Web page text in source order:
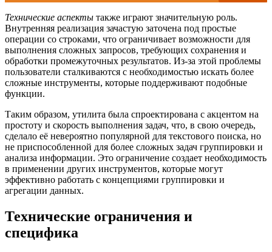
Технические аспекты также играют значительную роль.
Внутренняя реализация зачастую заточена под простые
операции со строками, что ограничивает возможности для
выполнения сложных запросов, требующих сохранения и
обработки промежуточных результатов. Из-за этой проблемы
пользователи сталкиваются с необходимостью искать более
сложные инструменты, которые поддерживают подобные
функции.
Таким образом, утилита была спроектирована с акцентом на
простоту и скорость выполнения задач, что, в свою очередь,
сделало её невероятно популярной для текстового поиска, но
не приспособленной для более сложных задач группировки и
анализа информации. Это ограничение создает необходимость
в применении других инструментов, которые могут
эффективно работать с концепциями группировки и
агрегации данных.
Технические ограничения и
специфика